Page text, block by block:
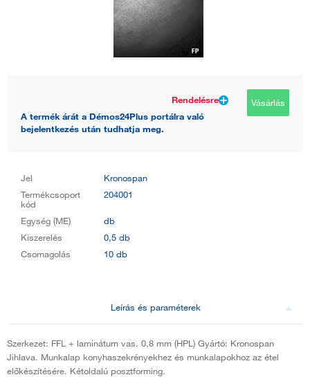
Rendelésre
A termék árát a Démos24Plus portálra való
bejelentkezés után tudhatja meg.
Vásárlás
Jel
Kronospan
Termékcsoport
kód
204001
Egység (ME)
db
Kiszerelés
0,5 db
Csomagolás
10 db
Leírás és paraméterek
Szerkezet: FFL + laminátum vas. 0,8 mm (HPL) Gyártó: Kronospan
Jihlava. Munkalap konyhaszekrényekhez és munkalapokhoz az étel
előkészítésére. Kétoldalú posztforming.